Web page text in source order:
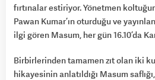
fırtınalar estiriyor. Yönetmen
Pawan Kumar’ın oturduğu ve
ilgi gören Masum, her gün 16.10’da
Birbirlerinden tamamen zıt olan iki
hikayesinin anlatıldığı Masum